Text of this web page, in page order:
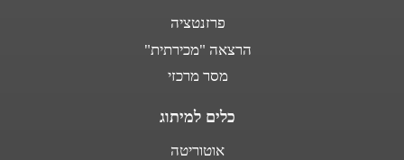
פרזנטציה
הרצאה "מכירתית"
מסר מרכזי
כלים למיתוג
אוטוריטה